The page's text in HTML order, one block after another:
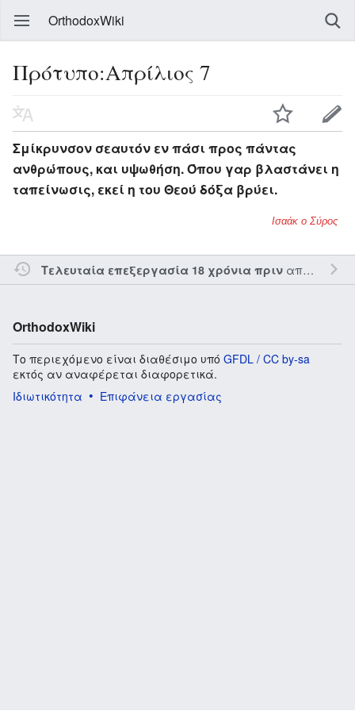
OrthodoxWiki
Πρότυπο:Απρίλιος 7
Σμίκρυνσον σεαυτόν εν πάσι προς πάντας
ανθρώπους, και υψωθήση. Όπου γαρ βλαστάνει η
ταπείνωσις, εκεί η του Θεού δόξα βρύει.
Ισαάκ ο Σύρος
Τελευταία επεξεργασία 18 χρόνια πριναπό τον την
OrthodoxWiki
Το περιεχόμενο είναι διαθέσιμο υπό GFDL / CC by-sa
εκτός αν αναφέρεται διαφορετικά.
Ιδιωτικότητα
Επιφάνεια εργασίας